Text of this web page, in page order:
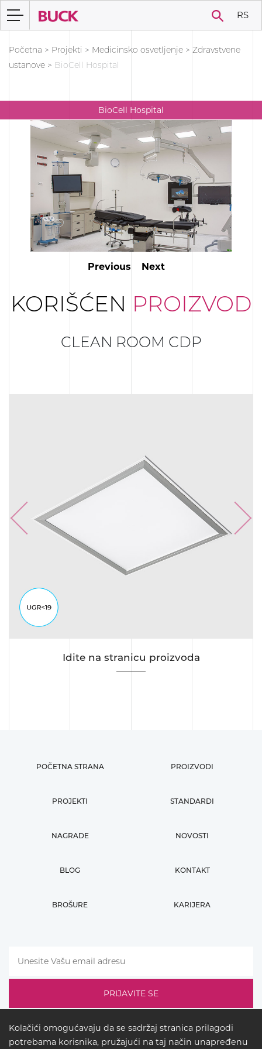
RS
Početna > Projekti > Medicinsko osvetljenje > Zdravstvene
ustanove > BioCell Hospital
BioCell Hospital
Previous Next
KORIŠĆEN PROIZVOD
CLEAN ROOM CDP
Idite na stranicu proizvoda
Previous Next
POČETNA STRANA PROIZVODI
PROJEKTI STANDARDI
NAGRADE NOVOSTI
BLOG KONTAKT
BROŠURE KARIJERA
Kolačići omogućavaju da se sadržaj stranica prilagodi
potrebama korisnika, pružajući na taj način unapređenu